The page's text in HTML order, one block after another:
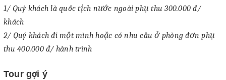
1/ Quý khách là quốc tịch nước ngoài phụ thu 300.000 đ/
khách
2/ Quý khách đi một mình hoặc có nhu cầu ở phòng đơn phụ
thu 400.000 đ/ hành trình
Tour gợi ý